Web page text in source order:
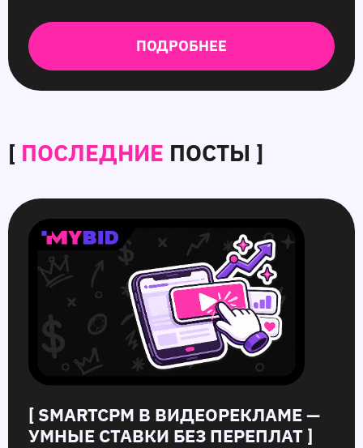
ПОДРОБНЕЕ
[ ПОСЛЕДНИЕ ПОСТЫ ]
SmartCPM
в
видеорекламе
умные
ставки
CTR
в
push-
рекламе:
повысить
кликабельность
Белые
и
серые
офферы:
разница
рекламы
10
ошибок
push‑рекламы
2026
которых
избежать
[ SMARTCPM В ВИДЕОРЕКЛАМЕ —
УМНЫЕ СТАВКИ БЕЗ ПЕРЕПЛАТ ]